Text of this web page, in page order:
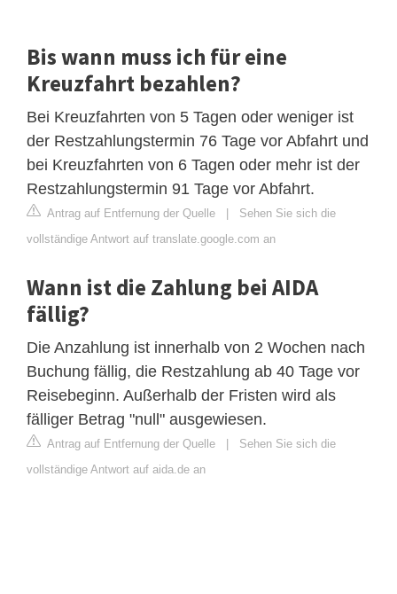
Bis wann muss ich für eine
Kreuzfahrt bezahlen?
Bei Kreuzfahrten von 5 Tagen oder weniger ist
der Restzahlungstermin 76 Tage vor Abfahrt und
bei Kreuzfahrten von 6 Tagen oder mehr ist der
Restzahlungstermin 91 Tage vor Abfahrt.
Antrag auf Entfernung der Quelle
Sehen Sie sich die
vollständige Antwort auf translate.google.com an
Wann ist die Zahlung bei AIDA
fällig?
Die Anzahlung ist innerhalb von 2 Wochen nach
Buchung fällig, die Restzahlung ab 40 Tage vor
Reisebeginn. Außerhalb der Fristen wird als
fälliger Betrag "null" ausgewiesen.
Antrag auf Entfernung der Quelle
Sehen Sie sich die
vollständige Antwort auf aida.de an